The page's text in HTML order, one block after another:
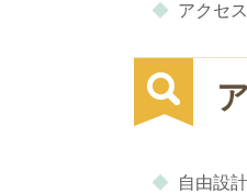
アクセ
自由設